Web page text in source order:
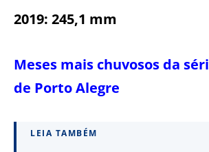
2019: 245,1 mm
Meses mais chuvosos da
de Porto Alegre
LEIA TAMBÉM